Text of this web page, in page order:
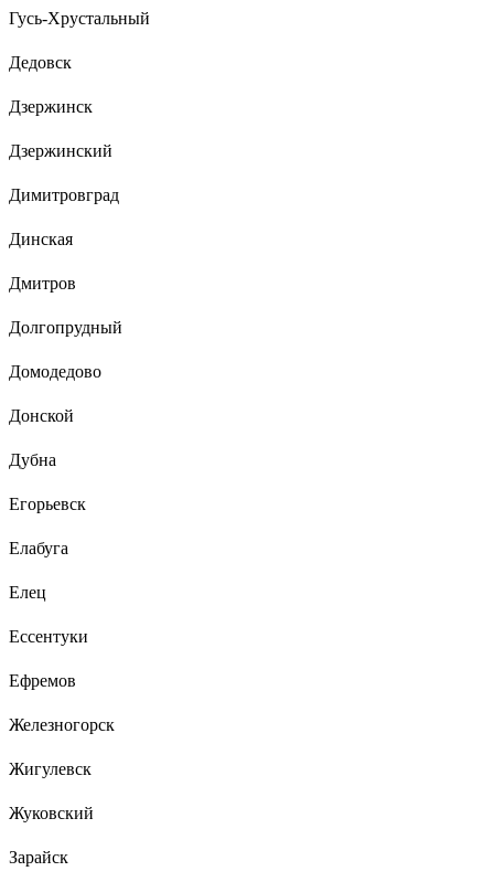
Гусь-Хрустальный
Дедовск
Дзержинск
Дзержинский
Димитровград
Динская
Дмитров
Долгопрудный
Домодедово
Донской
Дубна
Егорьевск
Елабуга
Елец
Ессентуки
Ефремов
Железногорск
Жигулевск
Жуковский
Зарайск